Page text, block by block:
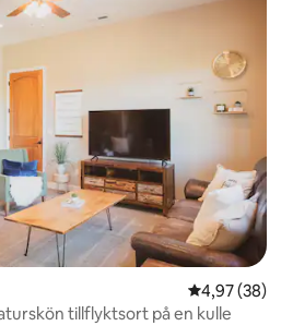
4,97 av 5 i
4,97 (38)
tillflyktsort på en kulle